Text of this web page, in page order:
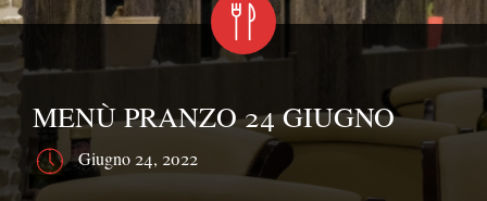
MENÙ PRANZO 24 GIUGNO
Giugno 24, 2022